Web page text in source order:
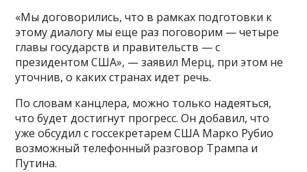
«Мы договорились, что в рамках подготовки к
этому диалогу мы еще раз поговорим — четыре
главы государств и правительств — с
президентом США», — заявил Мерц, при этом не
уточнив, о каких странах идет речь.
По словам канцлера, можно только надеяться,
что будет достигнут прогресс. Он добавил, что
уже обсудил с госсекретарем США Марко Рубио
возможный телефонный разговор Трампа и
Путина.